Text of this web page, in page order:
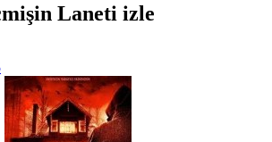
Laneti izle